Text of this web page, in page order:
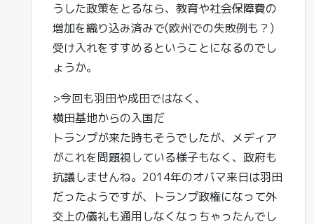
うした政策をとるなら、教育や社会保障費の
増加を織り込み済みで(欧州での失敗例も？)
受け入れをすすめるということになるのでし
ょうか。
>今回も羽田や成田ではなく、
横田基地からの入国だ
トランプが来た時もそうでしたが、メディア
がこれを問題視している様子もなく、政府も
抗議しませんね。2014年のオバマ来日は羽田
だったようですが、トランプ政権になって外
交上の儀礼も通用しなくなっちゃったんでし